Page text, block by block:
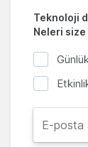
Teknoloji
Neleri size